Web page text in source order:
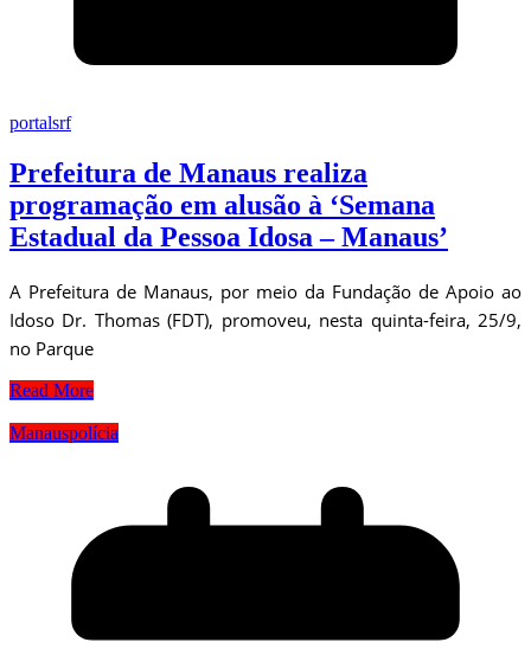
portalsrf
Prefeitura de Manaus realiza
programação em alusão à ‘Semana
Estadual da Pessoa Idosa – Manaus’
A Prefeitura de Manaus, por meio da Fundação de Apoio ao
Idoso Dr. Thomas (FDT), promoveu, nesta quinta-feira, 25/9,
no Parque
Read More
Manauspolícia